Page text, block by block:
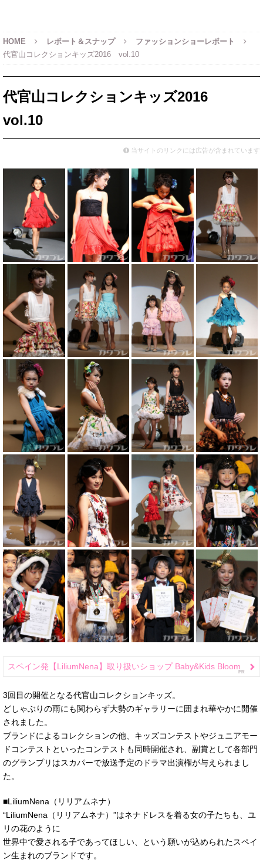
HOME レポート＆スナップ
ファッションショーレポート
代官山コレクションキッズ2016 vol.10
代官山コレクションキッズ2016
vol.10
当サイトのリンクには広告が含まれています
スペイン発【LiliumNena】取り扱いショップ Baby&Kids Bloom
3回目の開催となる代官山コレクションキッズ。
どしゃぶりの雨にも関わらず大勢のギャラリーに囲まれ華やかに開催
されました。
ブランドによるコレクションの他、キッズコンテストやジュニアモー
ドコンテストといったコンテストも同時開催され、副賞として各部門
のグランプリはスカパーで放送予定のドラマ出演権が与えられまし
た。
■LiliumNena（リリアムネナ）
“LiliumNena（リリアムネナ）”はネナドレスを着る女の子たちも、ユ
リの花のように
世界中で愛される子であってほしい、という願いが込められたスペイ
ン生まれのブランドです。